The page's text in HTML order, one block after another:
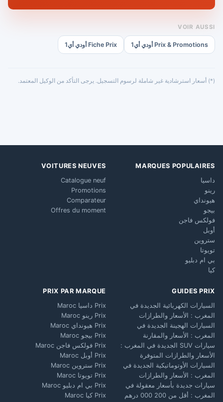
VOIR AUSSI
Prix & Promotions أودي أي1 Fiche Prix أودي أي1
(*) أسعار استرشادية غير شاملة لرسوم التسجيل. يرجى التأكد من الوكيل المعتمد.
MARQUES POPULAIRES
داسيا
رينو
هيونداي
بيجو
فولكس فاجن
أوبل
ستروين
تويوتا
بي ام دبليو
كيا
VOITURES NEUVES
Catalogue neuf
Promotions
Comparateur
Offres du moment
GUIDES PRIX
السيارات الكهربائية الجديدة في
المغرب : الأسعار والطرازات
السيارات الهجينة الجديدة في
المغرب : الأسعار والمقارنة
سيارات SUV الجديدة في المغرب :
الأسعار والطرازات المتوفرة
السيارات الأوتوماتيكية الجديدة في
المغرب : الأسعار والطرازات
سيارات جديدة بأسعار معقولة في
المغرب : أقل من 200 000 درهم
PRIX PAR MARQUE
Prix داسيا Maroc
Prix رينو Maroc
Prix هيونداي Maroc
Prix بيجو Maroc
Prix فولكس فاجن Maroc
Prix أوبل Maroc
Prix ستروين Maroc
Prix تويوتا Maroc
Prix بي ام دبليو Maroc
Prix كيا Maroc